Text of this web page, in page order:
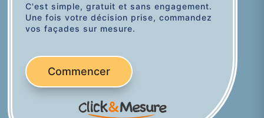
C'est simple, gratuit et sans engagement.
Une fois votre décision prise, commandez
vos façades sur mesure.
Commencer